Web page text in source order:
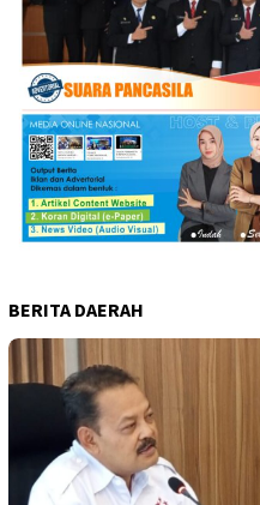
BERITA DAERAH